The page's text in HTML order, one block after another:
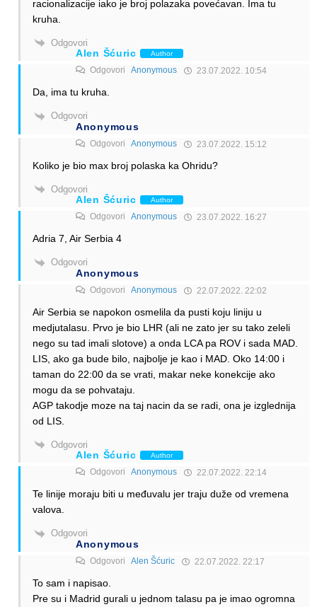
racionalizacije iako je broj polazaka povećavan. Ima tu
kruha.
Odgovori
Alen Šćuric Author
Odgovori Anonymous 23.07.2022. 10:54
Da, ima tu kruha.
Odgovori
Anonymous
Odgovori Anonymous 23.07.2022. 15:12
Koliko je bio max broj polaska ka Ohridu?
Odgovori
Alen Šćuric Author
Odgovori Anonymous 23.07.2022. 16:27
Adria 7, Air Serbia 4
Odgovori
Anonymous
Odgovori Anonymous 22.07.2022. 22:02
Air Serbia se napokon osmelila da pusti koju liniju u
medjutalasu. Prvo je bio LHR (ali ne zato jer su tako zeleli
nego su tad imali slotove) a onda LCA pa ROV i sada MAD.
LIS, ako ga bude bilo, najbolje je kao i MAD. Oko 14:00 i
taman do 22:00 da se vrati, makar neke konekcije ako
mogu da se pohvataju.
AGP takodje moze na taj nacin da se radi, ona je izglednija
od LIS.
Odgovori
Alen Šćuric Author
Odgovori Anonymous 22.07.2022. 22:14
Te linije moraju biti u međuvalu jer traju duže od vremena
valova.
Odgovori
Anonymous
Odgovori Alen Šćuric 22.07.2022. 22:17
To sam i napisao.
Pre su i Madrid gurali u jednom talasu pa je imao ogromna